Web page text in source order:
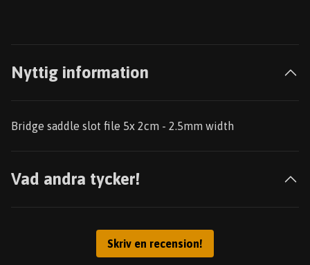
Nyttig information
Bridge saddle slot file 5x 2cm - 2.5mm width
Vad andra tycker!
Skriv en recension!